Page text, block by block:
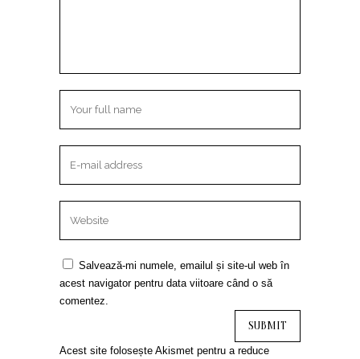
Salvează-mi numele, emailul și site-ul web în
acest navigator pentru data viitoare când o să
comentez.
Acest site folosește Akismet pentru a reduce